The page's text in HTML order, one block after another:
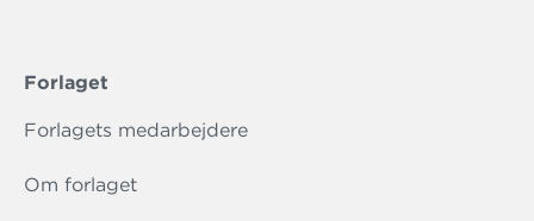
Forlaget
Forlagets medarbejdere
Om forlaget